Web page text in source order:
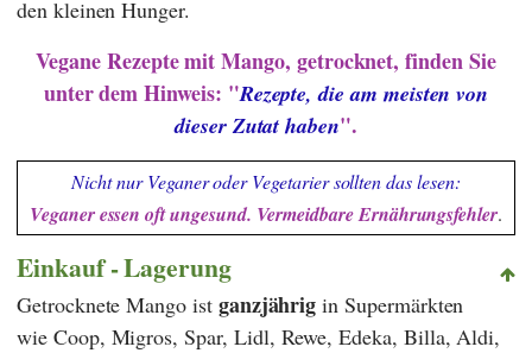
den kleinen Hunger.
Vegane Rezepte mit Mango, getrocknet, finden Sie
unter dem Hinweis: "Rezepte, die am meisten von
dieser Zutat haben".
Nicht nur Veganer oder Vegetarier sollten das lesen:
Veganer essen oft ungesund. Vermeidbare Ernährungsfehler.
Einkauf - Lagerung
Getrocknete Mango ist ganzjährigin Supermärkten
wie Coop, Migros,Spar, Lidl, Rewe,Edeka, Billa,Aldi,